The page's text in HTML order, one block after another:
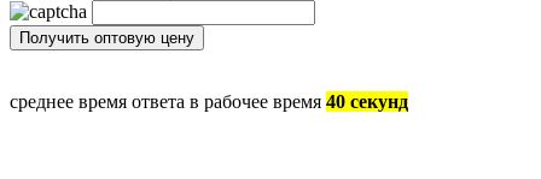
среднее время ответа в рабочее время 40 секунд